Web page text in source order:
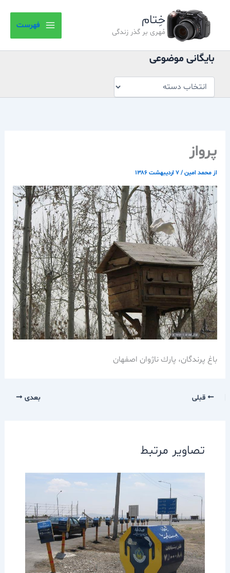
خِتام
مُهری بر گذر زندگی
فهرست
بایگانی موضوعی
موضوعی
پرواز
از محمد امین/۷ اردیبهشت ۱۳۸۶
باغ پرندگان، پارك ناژوان اصفهان
قبلی بعدی
تصاویر مرتبط